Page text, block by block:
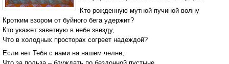
Кто рожденную мутной пучиной волну
Кротким взором от буйного бега удержит?
Кто укажет заветную в небе звезду,
Что в холодных просторах согреет надеждой?
Если нет Тебя с нами на нашем челне,